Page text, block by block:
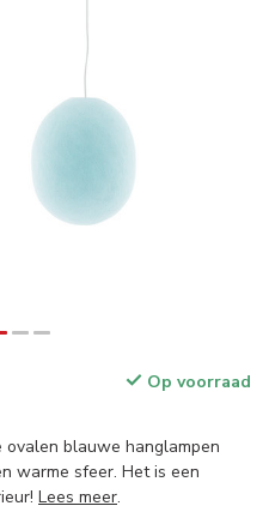
Op voorraad
ovalen blauwe hanglampen
warme sfeer. Het is een
Lees meer.